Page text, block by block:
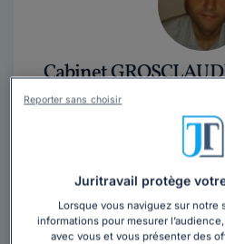
Cabinet
Avocat en Pays Cœur
proximité et la disponibilité
Amoureux de la région et en...
Juritravail protège
Lorsque vous naviguez sur
informations pour mesurer
avec vous et vous présenter des
Reporter sans choisir